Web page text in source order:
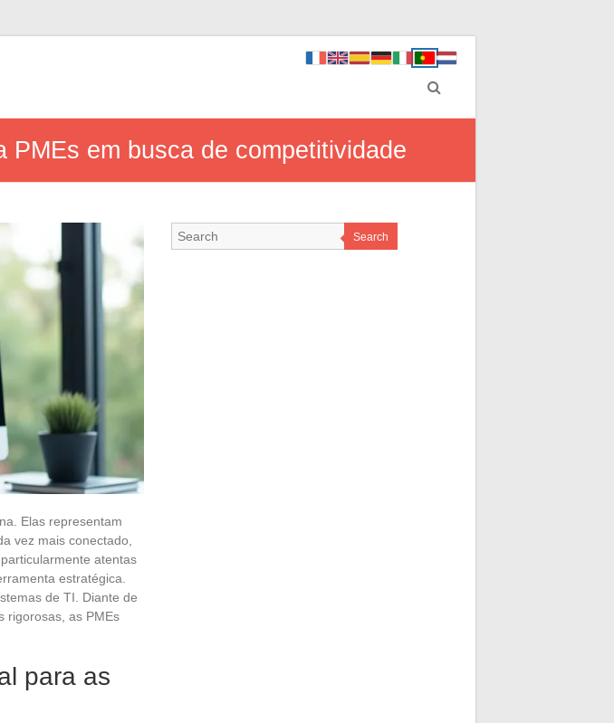
em busca de competitividade
Elas representam
vez mais conectado,
atentas
estratégica.
de TI. Diante de
rigorosas, as PMEs
para as
Search